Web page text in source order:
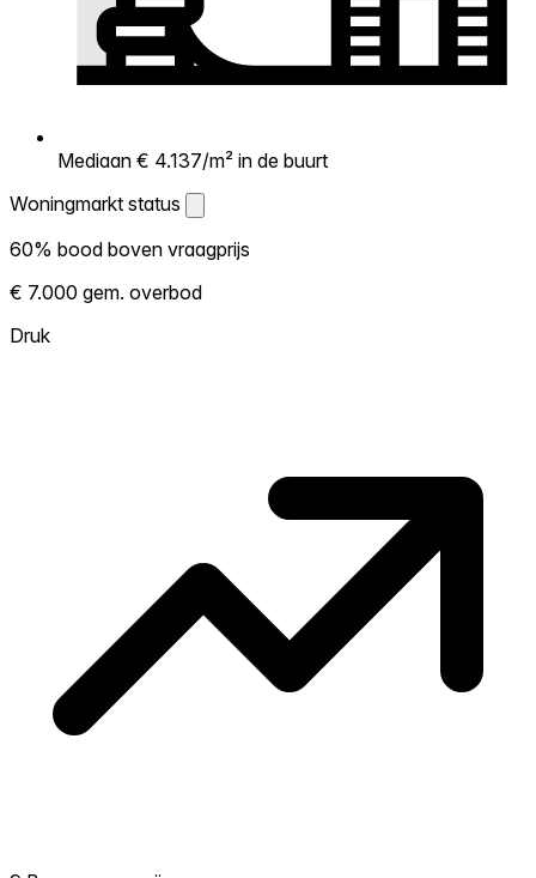
Mediaan € 4.137/m² in de buurt
Woningmarkt status
Woningmarkt status
Laat zien hoe competitief de markt hier is.
Hoe meer woningen boven vraagprijs
verkopen, hoe heter. Heet? Verwacht
60% bood boven vraagprijs
€ 7.000 gem. overbod
Druk